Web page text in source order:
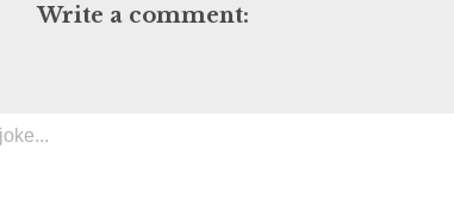
Write a comment: